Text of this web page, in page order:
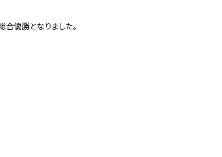
優勝となりました。